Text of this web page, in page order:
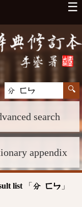
☰
search
appendix
list 「 分 ㄈㄣ 」